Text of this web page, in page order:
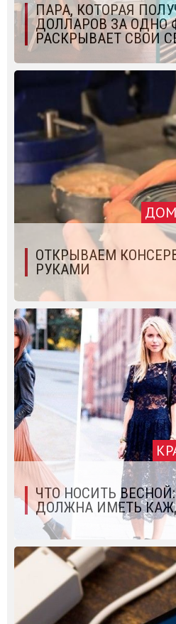
ПАРА, КОТОРАЯ
ДОЛЛАРОВ ЗА ОДНО
РАСКРЫВАЕТ СВОИ
ОТКРЫВАЕМ
РУКАМИ
ЧТО НОСИТЬ
ДОЛЖНА ИМЕТЬ